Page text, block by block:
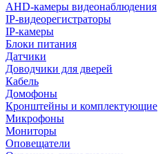
AHD-камеры видеонаблюдения
IP-видеорегистраторы
IP-камеры
Блоки питания
Датчики
Доводчики для дверей
Кабель
Домофоны
Кронштейны и комплектующие
Микрофоны
Мониторы
Оповещатели